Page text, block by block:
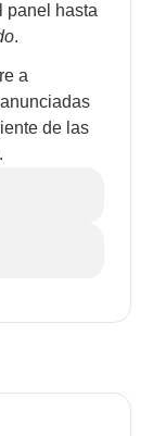
panel hasta
.
a
de las